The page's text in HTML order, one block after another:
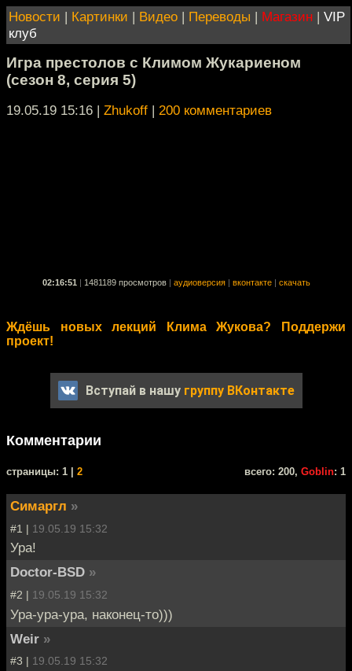
Новости | Картинки | Видео | Переводы | Магазин | VIP
клуб
Игра престолов с Климом Жукариеном
(сезон 8, серия 5)
19.05.19 15:16 | Zhukoff | 200 комментариев
02:16:51 1481189 просмотров аудиоверсия вконтакте скачать
Ждёшь новых лекций Клима Жукова? Поддержи
проект!
Вступай в нашу группу ВКонтакте
Комментарии
cтраницы: 1 | 2 всего: 200, Goblin: 1
Симаргл »
#1 | 19.05.19 15:32
Ура!
Doctor-BSD »
#2 | 19.05.19 15:32
Ура-ура-ура, наконец-то)))
Weir »
#3 | 19.05.19 15:32